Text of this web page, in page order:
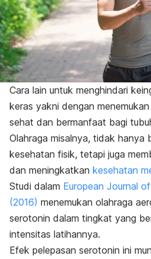
Cara lain untuk menghindari
keras yakni dengan
sehat dan bermanfaat bagi
Olahraga misalnya, tidak hanya
kesehatan fisik, tetapi juga
dan meningkatkan kesehatan
Studi dalam European Journal
(2016) menemukan olahraga
serotonin dalam tingkat yang
intensitas latihannya.
Efek pelepasan serotonin ini